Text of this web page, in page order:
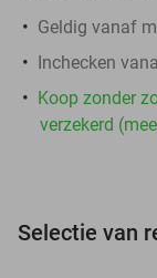
Geldig vanaf
Inchecken
Koop zonder
verzekerd
Selectie van